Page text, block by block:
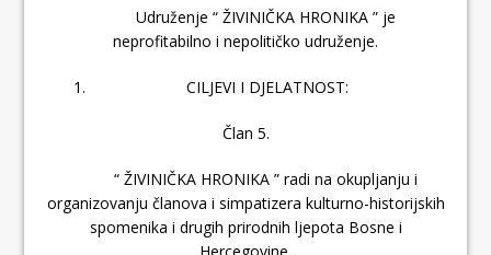
Udruženje “ ŽIVINIČKA HRONIKA ” je
neprofitabilno i nepolitičko udruženje.
CILJEVI I DJELATNOST:
Član 5.
“ ŽIVINIČKA HRONIKA ” radi na okupljanju i
organizovanju članova i simpatizera kulturno-historijskih
spomenika i drugih prirodnih ljepota Bosne i